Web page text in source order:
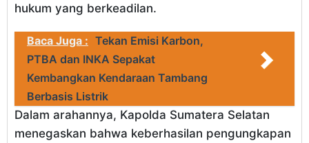
hukum yang berkeadilan.
Baca Juga : Tekan Emisi Karbon,
PTBA dan INKA Sepakat
Kembangkan Kendaraan Tambang
Berbasis Listrik
Dalam arahannya, Kapolda Sumatera Selatan
menegaskan bahwa keberhasilan pengungkapan